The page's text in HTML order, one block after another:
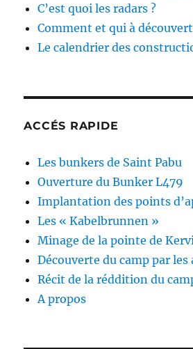
C’est quoi les radars ?
Comment et qui à
Le calendrier des
ACCÉS RAPIDE
Les bunkers de Saint Pabu
Ouverture du Bunker L479
Implantation des points
Les « Kabelbrunnen »
Minage de la pointe de
Découverte du camp par les
Récit de la réddition du
A propos